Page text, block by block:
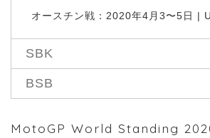
オースチン戦：2020年4月3〜5日 |
SBK
BSB
MotoGP World Standing